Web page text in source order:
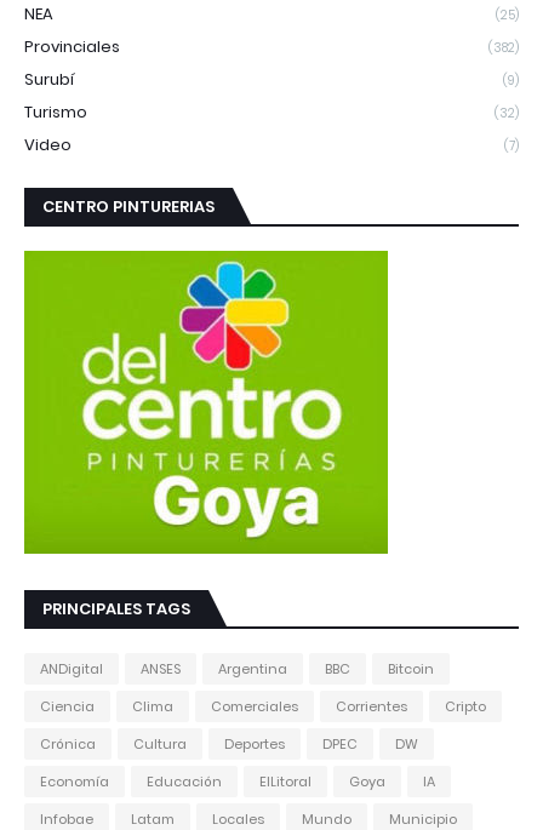
NEA (25)
Provinciales (382)
Surubí (9)
Turismo (32)
Video (7)
CENTRO PINTURERIAS
PRINCIPALES TAGS
ANDigital ANSES Argentina BBC
Bitcoin
Ciencia
Clima Comerciales Corrientes
Cripto
Crónica
Cultura Deportes DPEC
DW
Economía
Educación ElLitoral Goya
IA
Infobae
Latam Locales Mundo
Municipio